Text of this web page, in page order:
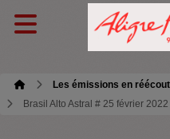
Les émissions en
Brasil Alto Astral # 25 février